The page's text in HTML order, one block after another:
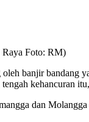
Raya Foto: RM)
banjir bandang
kehancuran
dan